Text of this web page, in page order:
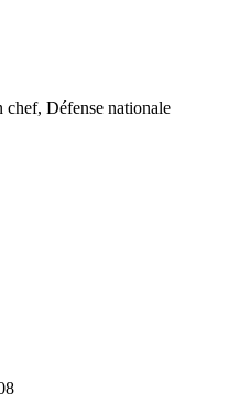
chef, Défense nationale